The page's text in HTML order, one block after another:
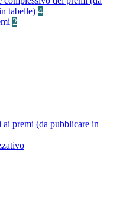
tabelle) 4
2
premi (da pubblicare in